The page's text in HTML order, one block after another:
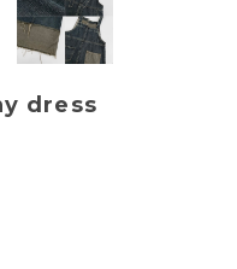
dress